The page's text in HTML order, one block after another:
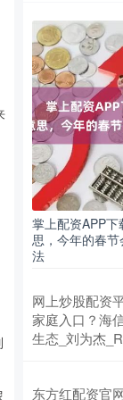
掌上配资APP下
思，今年的春
法
网上炒股配资
家庭入口？海
生态_刘为杰
东方红配资官